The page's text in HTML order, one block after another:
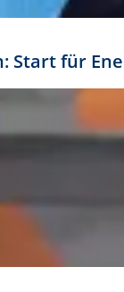
Start für